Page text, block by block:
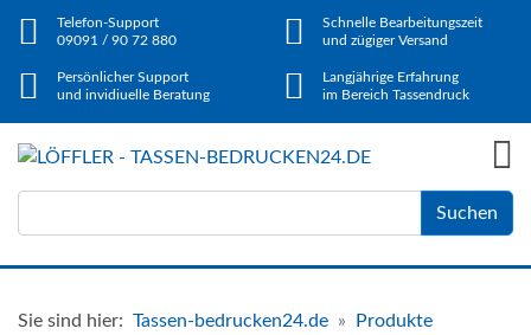
Telefon-Support
09091 / 90 72 880
Schnelle Bearbeitungszeit
und zügiger Versand
Persönlicher Support
und invidiuelle Beratung
Langjährige Erfahrung
im Bereich Tassendruck
Suchen
Sie sind hier: Tassen-bedrucken24.de
Produkte